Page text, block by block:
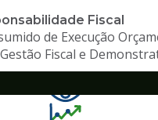
Fiscal
de Execução
Fiscal e